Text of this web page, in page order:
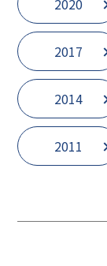
2020
2017
2014
2011